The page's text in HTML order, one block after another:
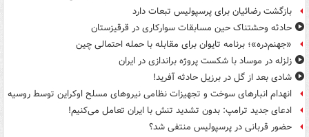
بازگشت رضائیان برای پرسپولیس تبعات دارد
حادثه وحشتناک حین مسابقات سوارکاری در قرقیزستان
«جهنم‌دره»؛ برنامه تایوان برای مقابله با حمله احتمالی چین
زلزله در موساد با شکست پروژه براندازی در ایران
شادی بعد از گل در برزیل حادثه آفرید!
انهدام انبارهای سوخت و تجهیزات نظامی نیروهای مسلح اوکراین توسط روسیه
ادعای جدید ترامپ: بدون تشدید تنش با ایران تعامل می‌کنیم!
حضور قربانی در پرسپولیس منتفی شد؟